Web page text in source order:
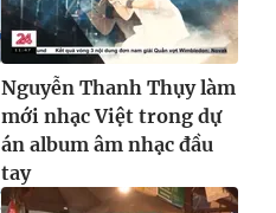
Nguyễn Thanh Thụy làm
mới nhạc Việt trong dự
án album âm nhạc đầu
tay